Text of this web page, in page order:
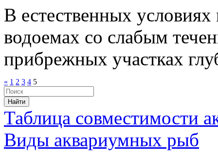
В естественных
водоемах со слабым
прибрежных участках
« 1 2 3 4 5
Таблица совместимости
Виды аквариумных рыб